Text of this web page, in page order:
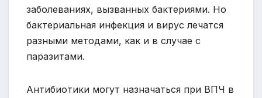
заболеваниях, вызванных бактериями. Но
бактериальная инфекция и вирус лечатся
разными методами, как и в случае с
паразитами.
Антибиотики могут назначаться при ВПЧ в